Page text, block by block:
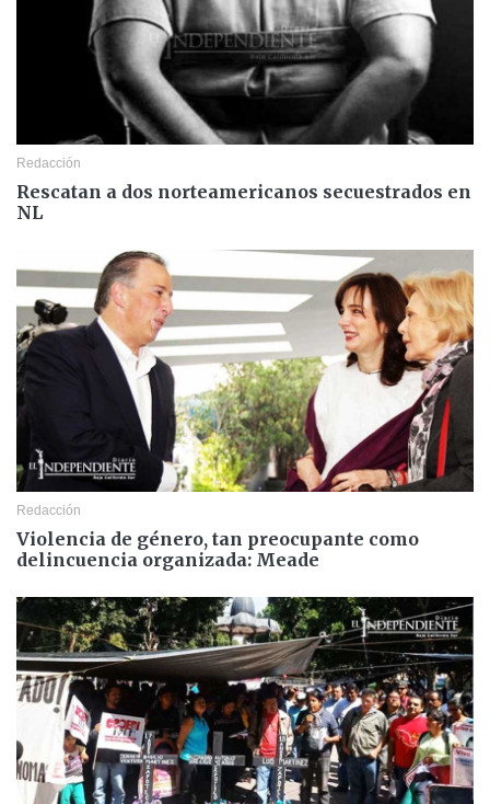
Redacción
Rescatan a dos norteamericanos secuestrados en
NL
Redacción
Violencia de género, tan preocupante como
delincuencia organizada: Meade